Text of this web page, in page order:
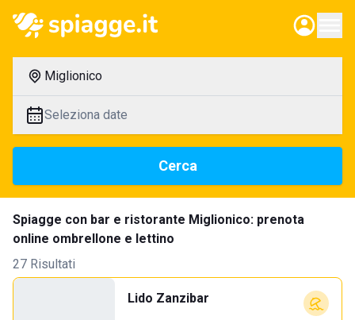
Miglionico
Seleziona date
Cerca
Spiagge con bar e ristorante Miglionico: prenota
online ombrellone e lettino
27 Risultati
Lido Zanzibar